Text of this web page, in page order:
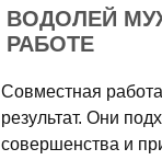
ВОДОЛЕЙ
РАБОТЕ
Совместная
результат. Они
совершенства и